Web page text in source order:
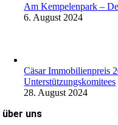
Am Kempelenpark –
6. August 2024
Cäsar Immobilienpreis
Unterstützungskomitees
28. August 2024
über uns